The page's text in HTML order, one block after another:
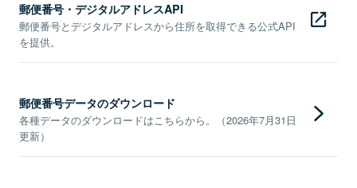
郵便番号・デジタルアドレスAPI
郵便番号とデジタルアドレスから住所を取得できる公式API
を提供。
郵便番号データのダウンロード
各種データのダウンロードはこちらから。（2026年7月31日
更新）